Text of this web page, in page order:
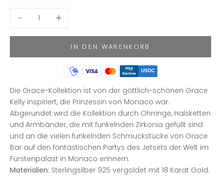
Anzahl verringernAnzahl erhöhen
IN DEN WARENKORB
USDC
Die Grace-Kollektion ist von der göttlich-schönen Grace
Kelly inspiriert, die Prinzessin von Monaco war.
Abgerundet wird die Kollektion durch Ohrringe, Halsketten
und Armbänder, die mit funkelnden Zirkonia gefüllt sind
und an die vielen funkelnden Schmuckstücke von Grace
Bar auf den fantastischen Partys des Jetsets der Welt im
Fürstenpalast in Monaco erinnern.
Materialien: Sterlingsilber 925 vergoldet mit 18 Karat Gold.